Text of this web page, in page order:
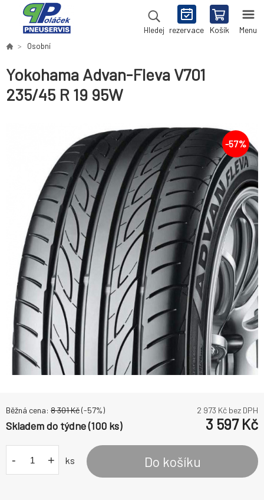
Hledej rezervace Košík Menu
Osobní
Yokohama Advan-Fleva V701
235/45 R 19 95W
-57%
Běžná cena: 8 301Kč(-57%) 2 973 Kč bez DPH
Skladem do týdne (100 ks) 3 597Kč
- + ks Do košíku